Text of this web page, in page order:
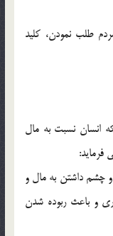
کردن و از مردم طلب نمودن، کلید
انسان نسبت به مال
فرماید:
و اختلاس العقل؛ (27) طمع و چشم داشتن به مال و
و باعث ربوده شدن